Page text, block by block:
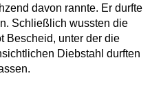
davon rannte. Er durfte
Schließlich wussten die
Bescheid, unter der die
Diebstahl durften